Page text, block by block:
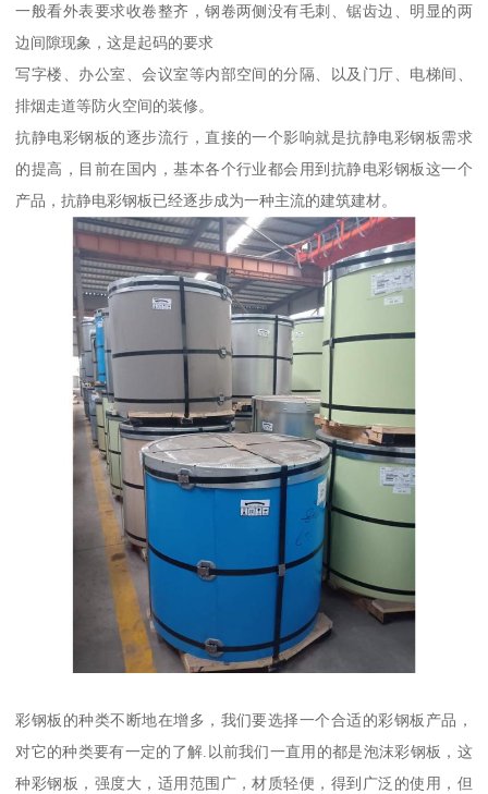
一般看外表要求收卷整齐，钢卷两侧没有毛刺、锯齿边、明显的两
边间隙现象，这是起码的要求
写字楼、办公室、会议室等内部空间的分隔、以及门厅、电梯间、
排烟走道等防火空间的装修。
抗静电彩钢板的逐步流行，直接的一个影响就是抗静电彩钢板需求
的提高，目前在国内，基本各个行业都会用到抗静电彩钢板这一个
产品，抗静电彩钢板已经逐步成为一种主流的建筑建材。
彩钢板的种类不断地在增多，我们要选择一个合适的彩钢板产品，
对它的种类要有一定的了解.以前我们一直用的都是泡沫彩钢板，这
种彩钢板，强度大，适用范围广，材质轻便，得到广泛的使用，但